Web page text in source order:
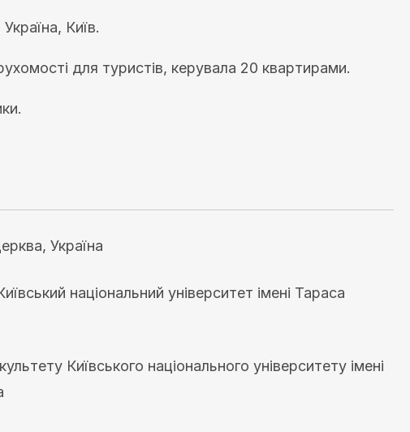
Київ.
для туристів, керувала 20 квартирами.
Україна
національний університет імені Тараса
Київського національного університету імені